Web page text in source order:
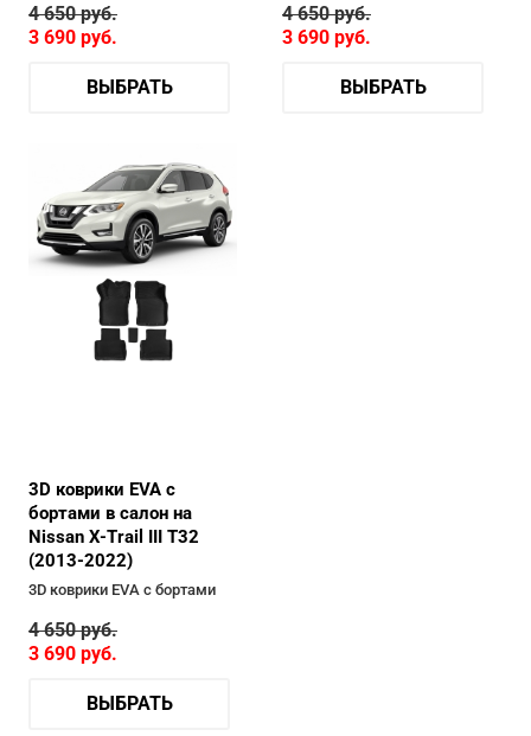
4 650руб.
3 690 руб.
ВЫБРАТЬ
4 650руб.
3 690 руб.
ВЫБРАТЬ
3D коврики EVA с
бортами в салон на
Nissan X-Trail III T32
(2013-2022)
3D коврики EVA с бортами
4 650руб.
3 690 руб.
ВЫБРАТЬ